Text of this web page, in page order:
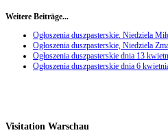
Weitere Beiträge...
Ogłoszenia duszpasterskie. Niedziela
Ogłoszenia duszpasterskie, Niedziela
Ogłoszenia duszpasterskie dnia 13
Ogłoszenia duszpasterskie dnia 6
Visitation Warschau